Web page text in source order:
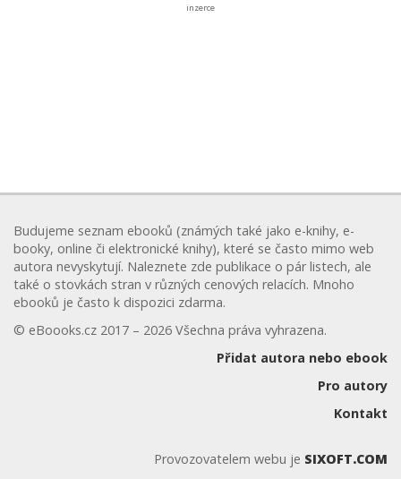
inzerce
Budujeme seznam ebooků (známých také jako e-knihy, e-
booky, online či elektronické knihy), které se často mimo web
autora nevyskytují. Naleznete zde publikace o pár listech, ale
také o stovkách stran v různých cenových relacích. Mnoho
ebooků je často k dispozici zdarma.
© eBoooks.cz 2017 – 2026 Všechna práva vyhrazena.
Přidat autora nebo ebook
Pro autory
Kontakt
Provozovatelem webu je SIXOFT.COM